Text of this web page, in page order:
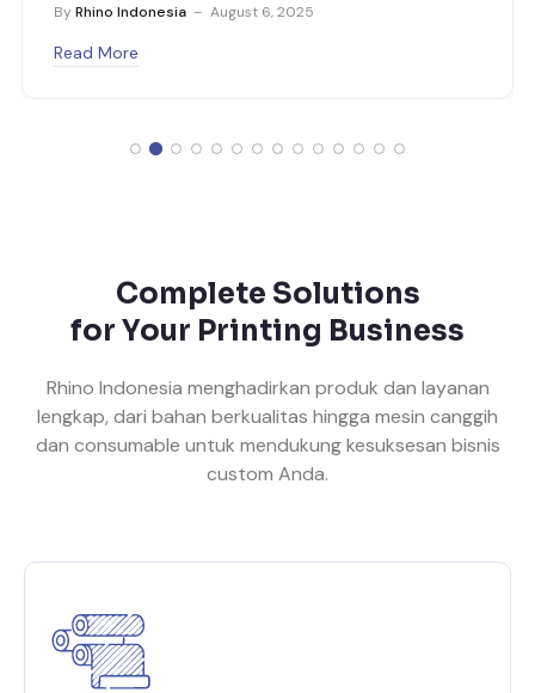
ByRhino Indonesia August 6, 2025
Read More
Complete Solutions
for Your Printing Business
Rhino Indonesia menghadirkan produk dan layanan
lengkap, dari bahan berkualitas hingga mesin canggih
dan consumable untuk mendukung kesuksesan bisnis
custom Anda.